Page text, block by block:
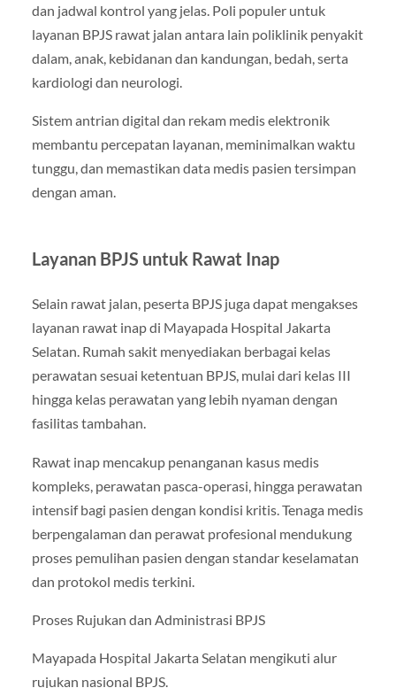
dan jadwal kontrol yang jelas. Poli populer untuk
layanan BPJS rawat jalan antara lain poliklinik penyakit
dalam, anak, kebidanan dan kandungan, bedah, serta
kardiologi dan neurologi.
Sistem antrian digital dan rekam medis elektronik
membantu percepatan layanan, meminimalkan waktu
tunggu, dan memastikan data medis pasien tersimpan
dengan aman.
Layanan BPJS untuk Rawat Inap
Selain rawat jalan, peserta BPJS juga dapat mengakses
layanan rawat inap di Mayapada Hospital Jakarta
Selatan. Rumah sakit menyediakan berbagai kelas
perawatan sesuai ketentuan BPJS, mulai dari kelas III
hingga kelas perawatan yang lebih nyaman dengan
fasilitas tambahan.
Rawat inap mencakup penanganan kasus medis
kompleks, perawatan pasca-operasi, hingga perawatan
intensif bagi pasien dengan kondisi kritis. Tenaga medis
berpengalaman dan perawat profesional mendukung
proses pemulihan pasien dengan standar keselamatan
dan protokol medis terkini.
Proses Rujukan dan Administrasi BPJS
Mayapada Hospital Jakarta Selatan mengikuti alur
rujukan nasional BPJS.